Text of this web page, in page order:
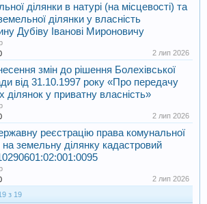
ділянки в натурі (на місцевості) та
ділянки у власність
Дубіву Іванові Мироновичу
2 лип 2026
змін до рішення Болехівської
від 31.10.1997 року «Про передачу
ділянок у приватну власність»
2 лип 2026
реєстрацію права комунальної
на земельну ділянку кадастровий
2 лип 2026
з 19